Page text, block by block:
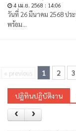
4 เม.ย. 2568 : 14:06
วันที่ 26 มีนาคม 2568 ปร
พร้อม...
« previous 1 2 3
ปฏิทินปฏิบัติงาน